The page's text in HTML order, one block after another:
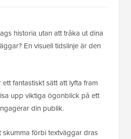
historia utan att tråka ut dina
En visuell tidslinje är den
fantastiskt sätt att lyfta fram
upp viktiga ögonblick på ett
din publik.
skumma förbi textväggar dras